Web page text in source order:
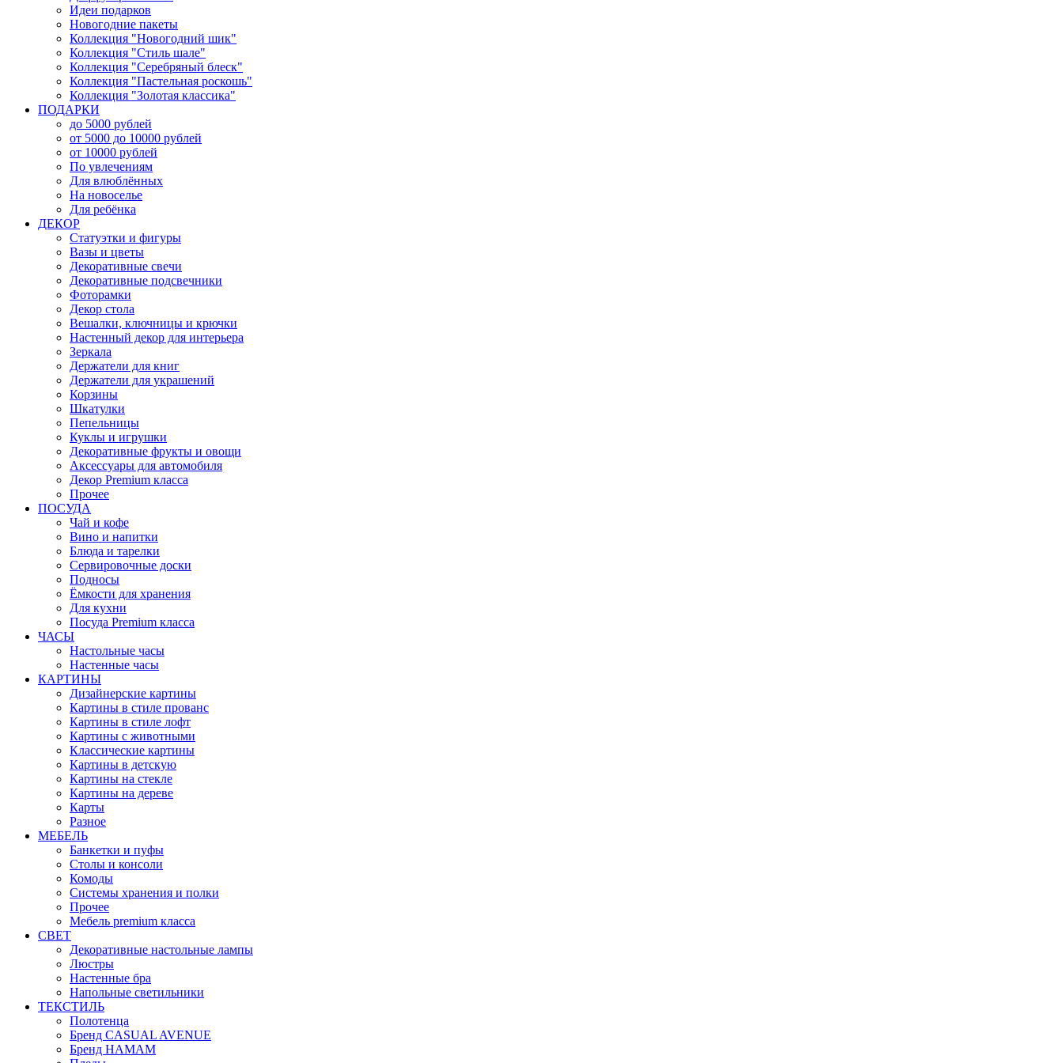
Идеи подарков
Новогодние пакеты
Коллекция "Новогодний шик"
Коллекция "Стиль шале"
Коллекция "Серебряный блеск"
Коллекция "Пастельная роскошь"
Коллекция "Золотая классика"
ПОДАРКИ
до 5000 рублей
от 5000 до 10000 рублей
от 10000 рублей
По увлечениям
Для влюблённых
На новоселье
Для ребёнка
ДЕКОР
Статуэтки и фигуры
Вазы и цветы
Декоративные свечи
Декоративные подсвечники
Фоторамки
Декор стола
Вешалки, ключницы и крючки
Настенный декор для интерьера
Зеркала
Держатели для книг
Держатели для украшений
Корзины
Шкатулки
Пепельницы
Куклы и игрушки
Декоративные фрукты и овощи
Аксессуары для автомобиля
Декор Premium класса
Прочее
ПОСУДА
Чай и кофе
Вино и напитки
Блюда и тарелки
Сервировочные доски
Подносы
Ёмкости для хранения
Для кухни
Посуда Premium класса
ЧАСЫ
Настольные часы
Настенные часы
КАРТИНЫ
Дизайнерские картины
Картины в стиле прованс
Картины в стиле лофт
Картины с животными
Классические картины
Картины в детскую
Картины на стекле
Картины на дереве
Карты
Разное
МЕБЕЛЬ
Банкетки и пуфы
Столы и консоли
Комоды
Системы хранения и полки
Прочее
Мебель premium класса
СВЕТ
Декоративные настольные лампы
Люстры
Настенные бра
Напольные светильники
ТЕКСТИЛЬ
Полотенца
Бренд CASUAL AVENUE
Бренд HAMAM